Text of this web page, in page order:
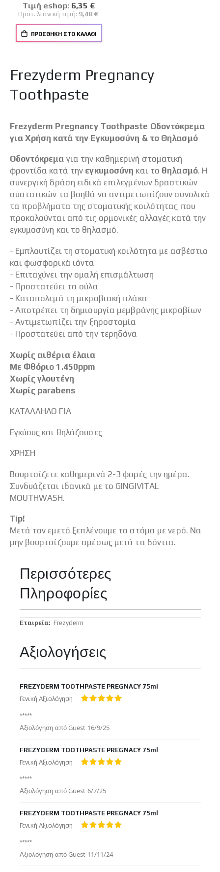
100%
Tιμή eshop: Ειδική
Τιμή
6,35 €
Προτ. λιανική τιμή: 9,48 €
ΠΡΟΣΘΉΚΗ ΣΤΟ ΚΑΛΆΘΙ
Frezyderm Pregnancy
Toothpaste
Frezyderm Pregnancy Toothpaste Οδοντόκρεμα
για Χρήση κατά την Εγκυμοσύνη & το Θηλασμό
Οδοντόκρεμα για την καθημερινή στοματική
φροντίδα κατά την εγκυμοσύνη και το θηλασμό. Η
συνεργική δράση ειδικά επιλεγμένων δραστικών
συστατικών τα βοηθά να αντιμετωπίζουν συνολικά
τα προβλήματα της στοματικής κοιλότητας που
προκαλούνται από τις ορμονικές αλλαγές κατά την
εγκυμοσύνη και το θηλασμό.
- Εμπλουτίζει τη στοματική κοιλότητα με ασβέστιο
και φωσφορικά ιόντα
- Επιταχύνει την ομαλή επισμάλτωση
- Προστατεύει τα ούλα
- Καταπολεμά τη μικροβιακή πλάκα
- Αποτρέπει τη δημιουργία μεμβράνης μικροβίων
- Αντιμετωπίζει την ξηροστομία
- Προστατεύει από την τερηδόνα
Χωρίς αιθέρια έλαια
Με Φθόριο 1.450ppm
Χωρίς γλουτένη
Χωρίς parabens
ΚΑΤΑΛΛΗΛΟ ΓΙΑ
Εγκύους και θηλάζουσες
ΧΡΗΣΗ
Βουρτσίζετε καθημερινά 2-3 φορές την ημέρα.
Συνδυάζεται ιδανικά με το GINGIVITAL
MOUTHWASH.
Tip!
Μετά τον εμετό ξεπλένουμε το στόμα με νερό. Να
μην βουρτσίζουμε αμέσως μετά τα δόντια.
Περισσότερες
Πληροφορίες
ΠερισσότερεςFrezyderm
Αξιολογήσεις
FREZYDERM TOOTHPASTE PREGNACY 75ml
Γενική Αξιολόγηση
*****
Αξιολόγηση απόGuest Δημοσιεύτηκε
στις
16/9/25
FREZYDERM TOOTHPASTE PREGNACY 75ml
Γενική Αξιολόγηση
*****
Αξιολόγηση απόGuest Δημοσιεύτηκε
στις
6/7/25
FREZYDERM TOOTHPASTE PREGNACY 75ml
Γενική Αξιολόγηση
*****
Αξιολόγηση απόGuest Δημοσιεύτηκε
στις
11/11/24